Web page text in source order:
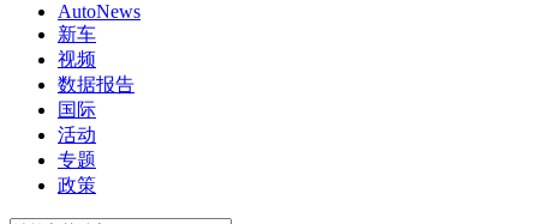
AutoNews
新车
视频
数据报告
国际
活动
专题
政策